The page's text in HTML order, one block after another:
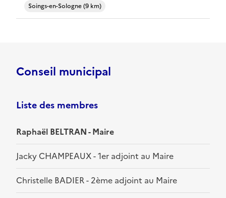
Soings-en-Sologne (9 km)
Conseil municipal
Liste des membres
Raphaël BELTRAN - Maire
Jacky CHAMPEAUX - 1er adjoint au Maire
Christelle BADIER - 2ème adjoint au Maire